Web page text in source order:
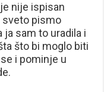
nije ispisan
sveto pismo
ja sam to uradila i
što bi moglo biti
i pominje u